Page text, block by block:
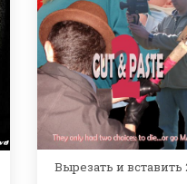
Вырезать и вставить